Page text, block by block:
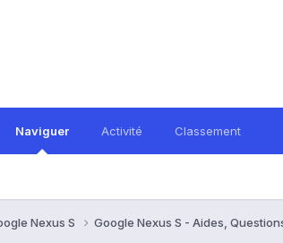
Naviguer Activité Classement
Nexus S Google Nexus S - Aides,